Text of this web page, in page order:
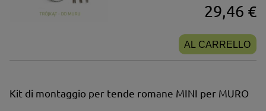
29,46 €
AL CARRELLO
Kit di montaggio per tende romane MINI per MURO